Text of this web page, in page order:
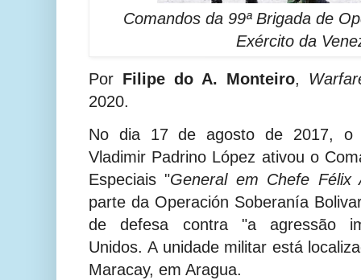
Comandos da 99ª Brigada de
Exército da
Por Filipe do A. Monteiro,
2020.
No dia 17 de agosto de 2017, o
Vladimir Padrino López ativou o
Especiais "General em Chefe Félix
parte da Operación Soberanía
de defesa contra "a agressão
Unidos. A unidade militar está
Maracay, em Aragua.